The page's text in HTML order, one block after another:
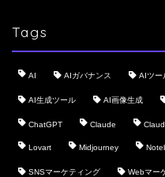
Tags
AI AIガバナンス AIツー
AI生成ツール AI画像生成
ChatGPT Claude
Lovart Midjourney
SNSマーケティング Webマー